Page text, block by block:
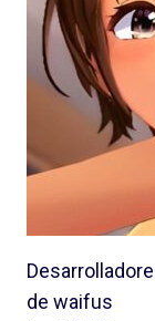
de waifus